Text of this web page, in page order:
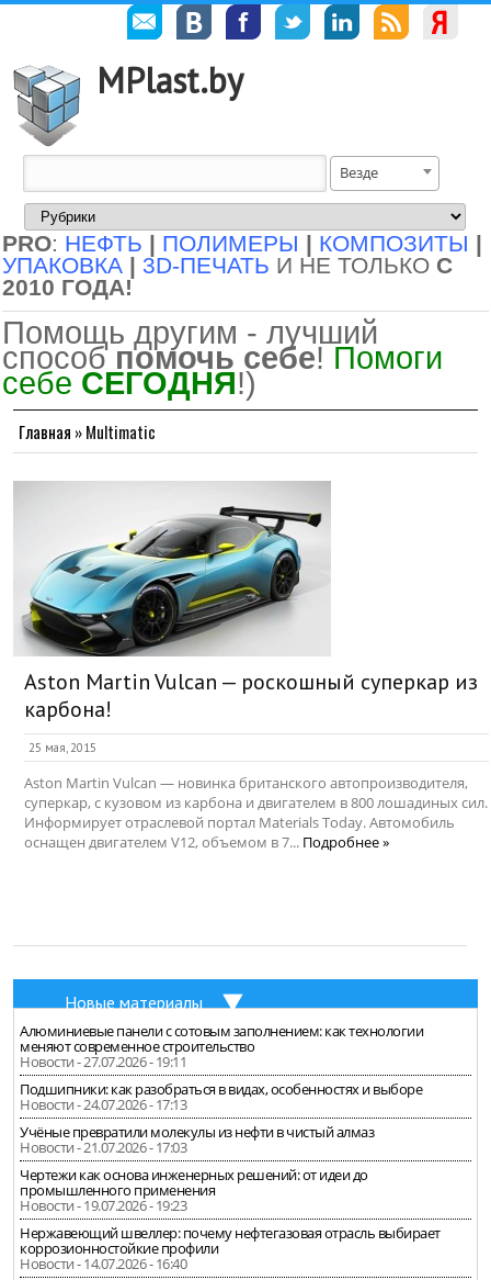
MPlast.by
Везде
PRO: НЕФТЬ | ПОЛИМЕРЫ | КОМПОЗИТЫ |
УПАКОВКА | 3D-ПЕЧАТЬ И НЕ ТОЛЬКО С
2010 ГОДА!
Помощь другим - лучший
способ помочь себе! Помоги
себе СЕГОДНЯ!)
Главная »Multimatic
Aston Martin Vulcan — роскошный суперкар из
карбона!
25 мая, 2015
Aston Martin Vulcan — новинка британского автопроизводителя,
суперкар, с кузовом из карбона и двигателем в 800 лошадиных сил.
Информирует отраслевой портал Materials Today. Автомобиль
оснащен двигателем V12, объемом в 7... Подробнее »
Новые материалы
Алюминиевые панели с сотовым заполнением: как технологии
меняют современное строительство
Новости - 27.07.2026 - 19:11
Подшипники: как разобраться в видах, особенностях и выборе
Новости - 24.07.2026 - 17:13
Учёные превратили молекулы из нефти в чистый алмаз
Новости - 21.07.2026 - 17:03
Чертежи как основа инженерных решений: от идеи до
промышленного применения
Новости - 19.07.2026 - 19:23
Нержавеющий швеллер: почему нефтегазовая отрасль выбирает
коррозионностойкие профили
Новости - 14.07.2026 - 16:40